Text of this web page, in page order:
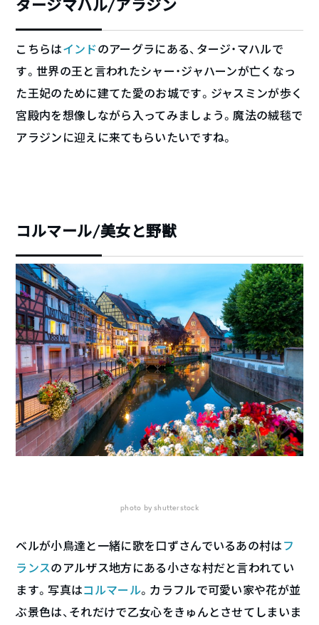
タージマハル/アラジン
こちらはインドのアーグラにある、タージ・マハルで
す。世界の王と言われたシャー・ジャハーンが亡くなっ
た王妃のために建てた愛のお城です。ジャスミンが歩く
宮殿内を想像しながら入ってみましょう。魔法の絨毯で
アラジンに迎えに来てもらいたいですね。
コルマール/美女と野獣
photo by shutterstock
ベルが小鳥達と一緒に歌を口ずさんでいるあの村はフ
ランスのアルザス地方にある小さな村だと言われてい
ます。写真はコルマール。カラフルで可愛い家や花が並
ぶ景色は、それだけで乙女心をきゅんとさせてしまいま